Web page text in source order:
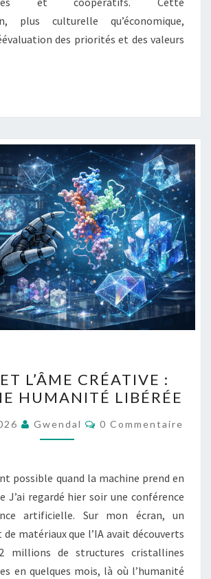
plus culturelle qu’économique,
des priorités et des valeurs
L’IA
ET
L’ÂME
CRÉATIVE
VERS
UNE
HUMANITÉ
LIBÉRÉE
L’ÂME CRÉATIVE :
HUMANITÉ LIBÉRÉE
Gwendal Commentaires
0 Commentaire
possible quand la machine prend en
J’ai regardé hier soir une conférence
artificielle. Sur mon écran, un
matériaux que l’IA avait découverts
millions de structures cristallines
en quelques mois, là où l’humanité